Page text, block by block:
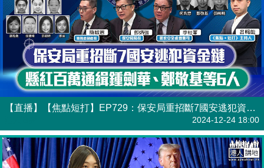
【直播】【焦點短打】EP729：保安局重招斷7國安逃犯資金鏈 懸紅百萬通緝鍾劍華、鄭敬基等6人
2024-12-24 18:00